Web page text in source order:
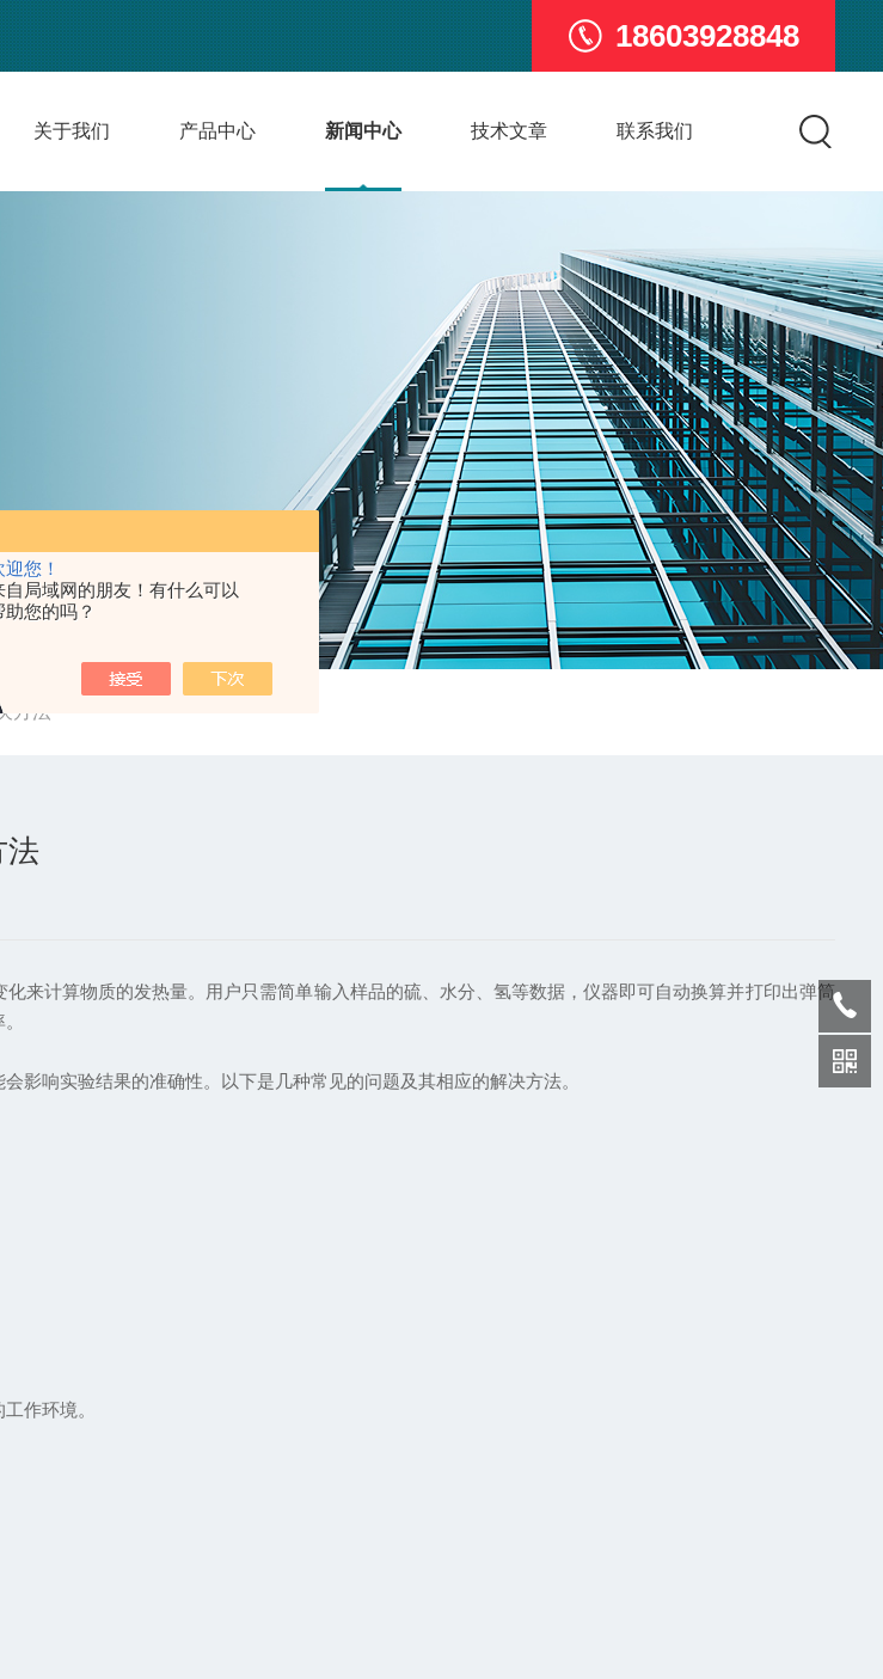
迎您！
自局域网的朋友！有什么可以
助您的吗？
18603928848
关于我们 产品中心 新闻中心 技术文章 联系我们
方法
法
计算物质的发热量。用户只需简单输入样品的硫、水分、氢等数据，仪器即可自动换算并打印出弹筒
影响实验结果的准确性。以下是几种常见的问题及其相应的解决方法。
作环境。